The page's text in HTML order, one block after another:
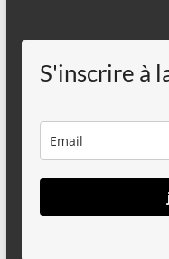
S'inscrire à